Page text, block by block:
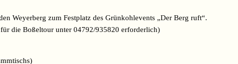
Weyerberg zum Festplatz des Grünkohlevents „Der Berg ruft“.
die Boßeltour unter 04792/935820 erforderlich)